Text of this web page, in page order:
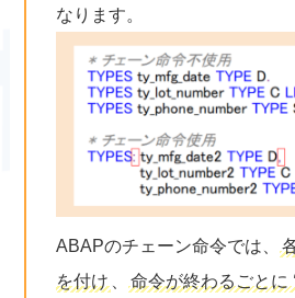
なります。
ABAPのチェーン命令では、
を付け
命令が終わるごとに